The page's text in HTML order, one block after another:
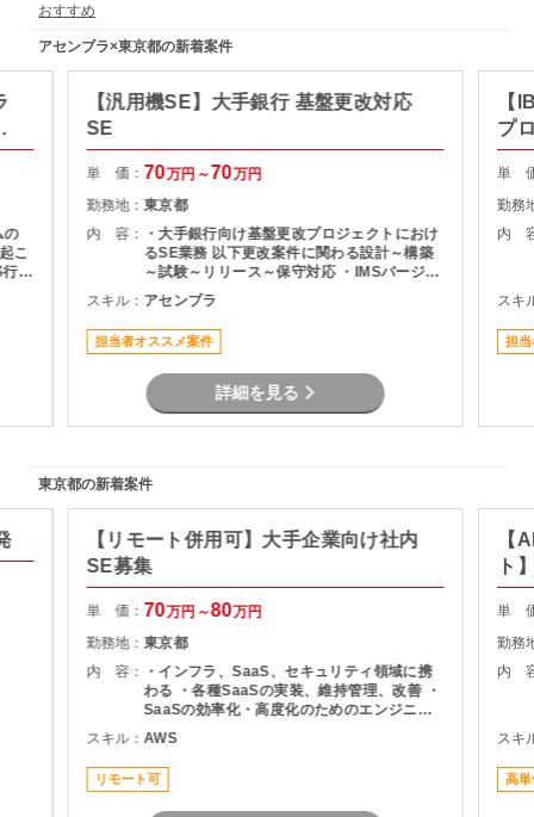
おすすめ
アセンブラ×東京都の新着案件
の
こ
作
【汎用機SE】大手銀行 基盤更改対応
SE
単 価： 70万円～70万円
勤務地：東京都
内 容：
・大手銀行向け基盤更改プロジェクトにおけ
るSE業務 以下更改案件に関わる設計～構築
～試験～リリース～保守対応 ・IMSバージョ
ンアップ対応 ・CPU更改対応 ・ミドルウェ
ア更改対応 ・複数並行する更改案件の中か
ら、スキル・適性に応じてアサイン ・各工程
におけるドキュメント作成 ・関係者との調整
ェーズでは夜間・休日対応が発生する可能性
あり
スキル： アセンブラ
担当者オススメ案件
詳細を見る
【
プ
業
単
勤務
内
スキ
担当
東京都の新着案件
【リモート併用可】大手企業向け社内
SE募集
単 価： 70万円～80万円
勤務地：東京都
内 容：
・インフラ、SaaS、セキュリティ領域に携
わる ・各種SaaSの実装、維持管理、改善 ・
SaaSの効率化・高度化のためのエンジニア
リング ・SaaSのシステム課題・障害に対す
る対策の計画と実装 ・社内NWやオンプレサ
ーバの運用保守 ・拠点のネットワーク配備担
当
スキル：AWS
リモート可
【
ト
単
勤務
内
スキ
高単